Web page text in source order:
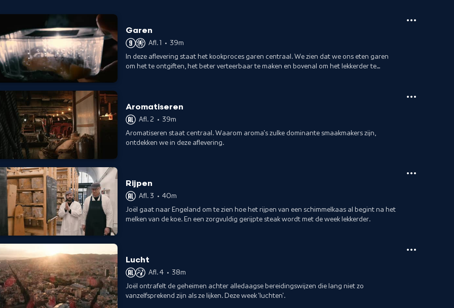
Garen
Afl. 1 • 39m
In deze aflevering staat het kookproces garen centraal. We zien dat we ons eten garen
om het te ontgiften, het beter verteerbaar te maken en bovenal om het lekkerder te
Aromatiseren
Afl. 2 • 39m
Aromatiseren staat centraal. Waarom aroma's zulke dominante smaakmakers zijn,
ontdekken we in deze aflevering.
Rijpen
Afl. 3 • 40m
Joël gaat naar Engeland om te zien hoe het rijpen van een schimmelkaas al begint na het
melken van de koe. En een zorgvuldig gerijpte steak wordt met de week lekkerder.
Lucht
Afl. 4 • 38m
Joël ontrafelt de geheimen achter alledaagse bereidingswijzen die lang niet zo
vanzelfsprekend zijn als ze lijken. Deze week 'luchten'.